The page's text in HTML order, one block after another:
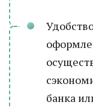
банка